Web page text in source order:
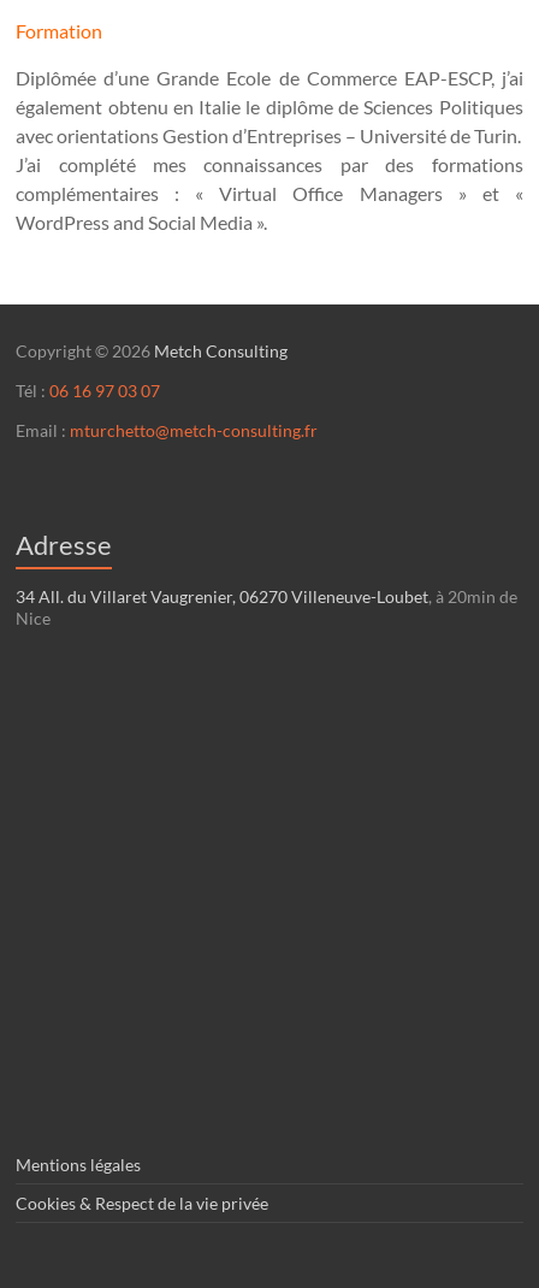
Formation
Diplômée d’une Grande Ecole de Commerce EAP-ESCP, j’ai
également obtenu en Italie le diplôme de Sciences Politiques
avec orientations Gestion d’Entreprises – Université de Turin.
J’ai complété mes connaissances par des formations
complémentaires : « Virtual Office Managers » et «
WordPress and Social Media ».
Copyright © 2026 Metch Consulting
Tél :06 16 97 03 07
Email : mturchetto@metch-consulting.fr
Adresse
34 All. du Villaret Vaugrenier, 06270 Villeneuve-Loubet, à 20min de
Nice
Mentions légales
Cookies & Respect de la vie privée